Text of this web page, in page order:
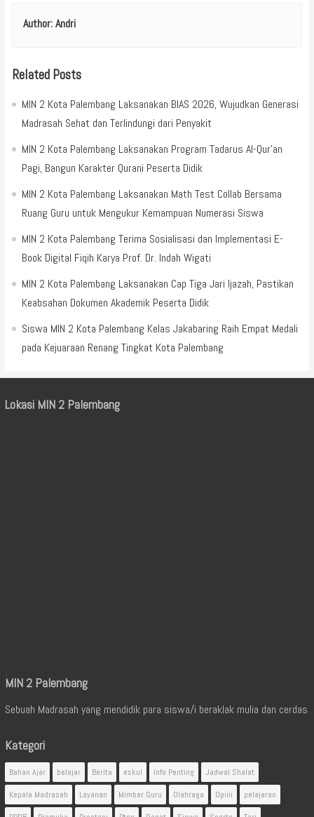
Author:Andri
Related Posts
MIN 2 Kota Palembang Laksanakan BIAS 2026, Wujudkan Generasi
Madrasah Sehat dan Terlindungi dari Penyakit
MIN 2 Kota Palembang Laksanakan Program Tadarus Al-Qur’an
Pagi, Bangun Karakter Qurani Peserta Didik
MIN 2 Kota Palembang Laksanakan Math Test Collab Bersama
Ruang Guru untuk Mengukur Kemampuan Numerasi Siswa
MIN 2 Kota Palembang Terima Sosialisasi dan Implementasi E-
Book Digital Fiqih Karya Prof. Dr. Indah Wigati
MIN 2 Kota Palembang Laksanakan Cap Tiga Jari Ijazah, Pastikan
Keabsahan Dokumen Akademik Peserta Didik
Siswa MIN 2 Kota Palembang Kelas Jakabaring Raih Empat Medali
pada Kejuaraan Renang Tingkat Kota Palembang
Lokasi MIN 2 Palembang
MIN 2 Palembang
Sebuah Madrasah yang mendidik para siswa/i beraklak mulia dan cerdas
Kategori
Bahan Ajar belajar Berita eskul Info Penting
Jadwal Shalat
Kepala Madrasah
Layanan Mimbar Guru Olahraga Opini
pelajaran